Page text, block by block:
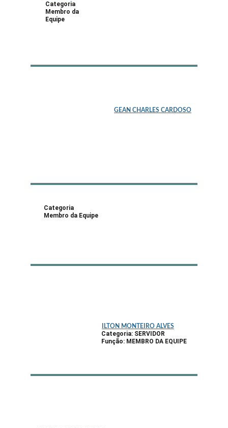
GEAN CHARLES CARDOSO
ILTON MONTEIRO ALVES
Categoria: SERVIDOR
Função: MEMBRO DA EQUIPE
Categoria
Membro da Equipe
Categoria
Membro da
Equipe